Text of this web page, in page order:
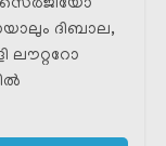
സെർജിയോ
ദിബാല,
ലൗറ്ററോ